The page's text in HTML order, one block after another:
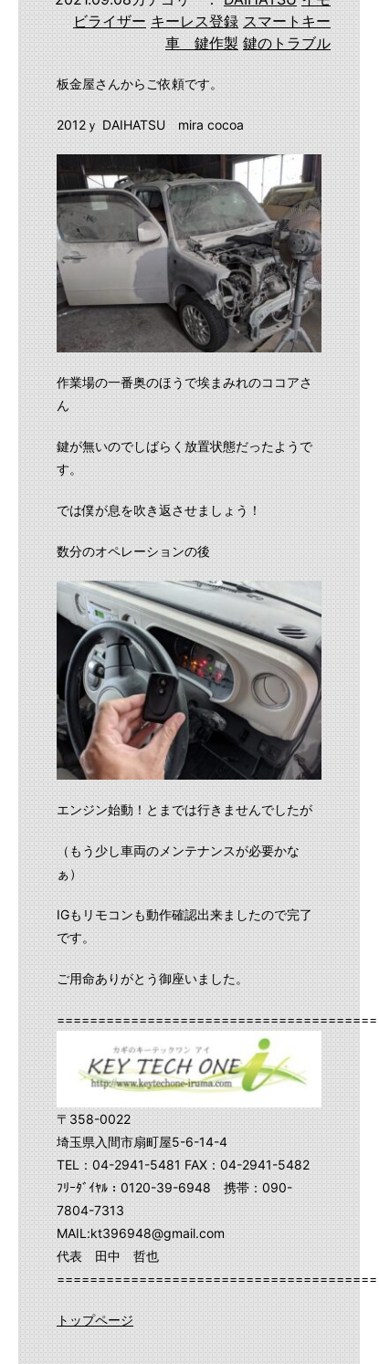
ビライザー キーレス登録 スマートキー
車 鍵作製 鍵のトラブル
板金屋さんからご依頼です。
2012ｙ DAIHATSU mira cocoa
作業場の一番奥のほうで埃まみれのココアさ
ん
鍵が無いのでしばらく放置状態だったようで
す。
では僕が息を吹き返させましょう！
数分のオペレーションの後
エンジン始動！とまでは行きませんでしたが
（もう少し車両のメンテナンスが必要かな
ぁ）
IGもリモコンも動作確認出来ましたので完了
です。
ご用命ありがとう御座いました。
〒358-0022
埼玉県入間市扇町屋5-6-14-4
TEL：04-2941-5481 FAX：04-2941-5482
ﾌﾘｰﾀﾞｲﾔﾙ：0120-39-6948 携帯：090-
7804-7313
MAIL:kt396948@gmail.com
代表 田中 哲也
トップページ